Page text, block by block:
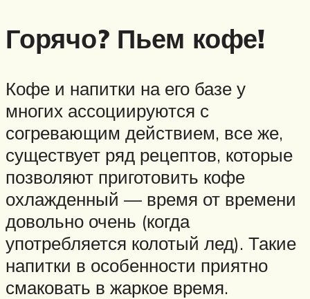
Горячо? Пьем кофе!
Кофе и напитки на его базе у
многих ассоциируются с
согревающим действием, все же,
существует ряд рецептов, которые
позволяют приготовить кофе
охлажденный — время от времени
довольно очень (когда
употребляется колотый лед). Такие
напитки в особенности приятно
смаковать в жаркое время.